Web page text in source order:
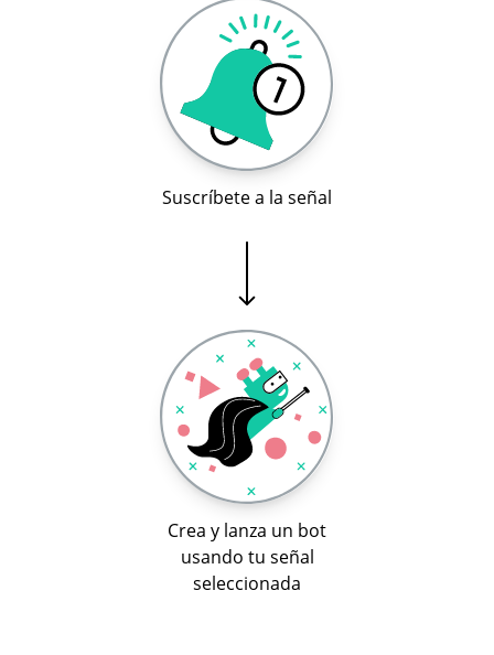
Suscríbete a la señal
Crea y lanza un bot
usando tu señal
seleccionada